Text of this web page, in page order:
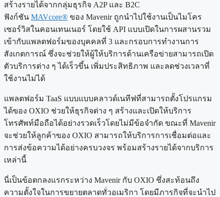
สร้างรายได้จากกลุ่มธุรกิจ A2P และ B2C
ฟังก์ชัน MAVcore® ของ Mavenir ถูกนำไปใช้งานเป็นไมโคร
เซอร์วิสในคอนเทนเนอร์ โดยใช้ API แบบเปิดในการผสานรวม
เข้ากับแพลตฟอร์มของบุคคลที่ 3 และกรอบการทำงานการ
สังเกตการณ์ ซึ่งจะช่วยให้ผู้ให้บริการด้านเครือข่ายสามารถเปิด
ตัวบริการต่าง ๆ ได้เร็วขึ้น เพิ่มประสิทธิภาพ และลดช่วงเวลาที่
ใช้งานไม่ได้
แพลตฟอร์ม TaaS แบบแบบคลาวด์เนทีฟที่สามารถตั้งโปรแกรม
ได้ของ OXIO ช่วยให้ธุรกิจต่าง ๆ สร้างและเปิดให้บริการ
โทรศัพท์มือถือได้อย่างรวดเร็วโดยไม่มีข้อจำกัด ขณะที่ Mavenir
จะช่วยให้ลูกค้าของ OXIO สามารถให้บริการการเชื่อมต่อและ
การส่งข้อความได้อย่างครบวงจร พร้อมสร้างรายได้จากบริการ
เหล่านี้
นี่เป็นข้อตกลงแรกระหว่าง Mavenir กับ OXIO ซึ่งสะท้อนถึง
ความตั้งใจในการขยายตลาดทั่วอเมริกา โดยมีภารกิจที่จะนำไป